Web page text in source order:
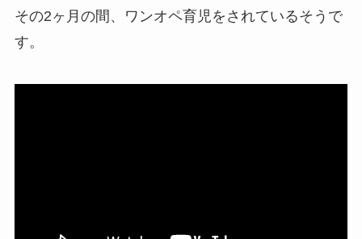
その2ヶ月の間、ワンオペ育児をされているそうで
す。